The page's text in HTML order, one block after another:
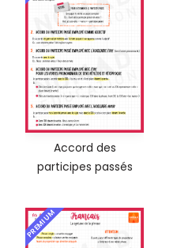
Accord des
participes passés
PREMIUM